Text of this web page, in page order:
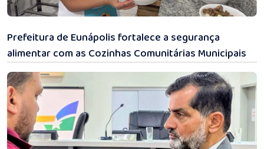
Prefeitura de Eunápolis fortalece a segurança
alimentar com as Cozinhas Comunitárias Municipais